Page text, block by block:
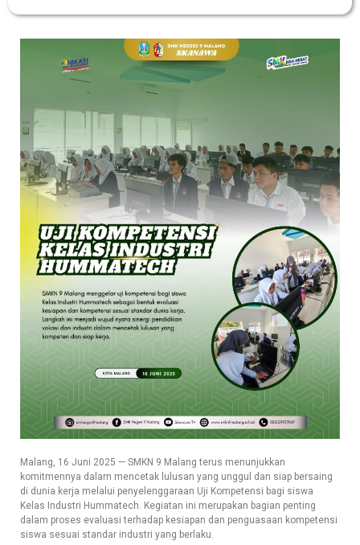
Malang, 16 Juni 2025 — SMKN 9 Malang terus menunjukkan
komitmennya dalam mencetak lulusan yang unggul dan siap bersaing
di dunia kerja melalui penyelenggaraan Uji Kompetensi bagi siswa
Kelas Industri Hummatech. Kegiatan ini merupakan bagian penting
dalam proses evaluasi terhadap kesiapan dan penguasaan kompetensi
siswa sesuai standar industri yang berlaku.